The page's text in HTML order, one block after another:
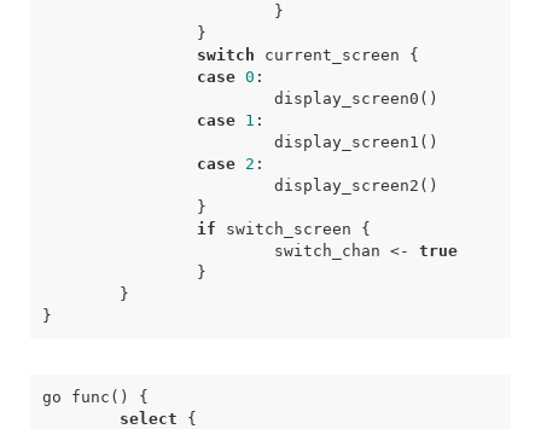
}
}
switch
current_screen
{
case 0 :
display_screen0 ()
case
1 :
display_screen1 ()
case
2 :
display_screen2 ()
}
if
switch_screen
{
switch_chan <-
true
}
}
}
go func ()
{
select
{